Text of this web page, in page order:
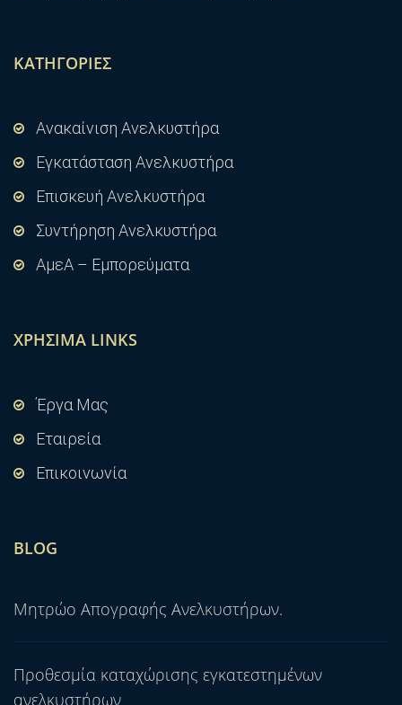
ΚΑΤΗΓΟΡΊΕΣ
Ανακαίνιση Ανελκυστήρα
Εγκατάσταση Ανελκυστήρα
Επισκευή Ανελκυστήρα
Συντήρηση Ανελκυστήρα
ΑμεΑ – Εμπορεύματα
ΧΡΉΣΙΜΑ LINKS
Έργα Μας
Εταιρεία
Επικοινωνία
BLOG
Μητρώο Απογραφής Ανελκυστήρων.
Προθεσμία καταχώρισης εγκατεστημένων
ανελκυστήρων